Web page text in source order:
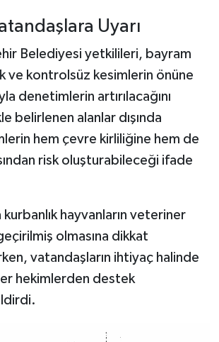
Uyarı
Belediyesi yetkilileri, bayram
ve kontrolsüz kesimlerin önüne
denetimlerin artırılacağını
belirlenen alanlar dışında
hem çevre kirliliğine hem de
risk oluşturabileceği ifade
kurbanlık hayvanların veteriner
olmasına dikkat
vatandaşların ihtiyaç halinde
hekimlerden destek